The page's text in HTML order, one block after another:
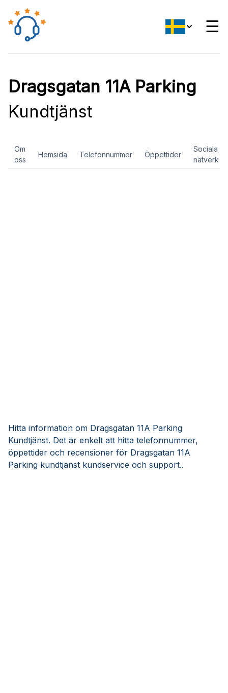
☰
Dragsgatan 11A Parking
Kundtjänst
Om
oss
Hemsida Telefonnummer Öppettider
Sociala
nätverk
Hitta information om Dragsgatan 11A Parking
Kundtjänst. Det är enkelt att hitta telefonnummer,
öppettider och recensioner för Dragsgatan 11A
Parking kundtjänst kundservice och support..